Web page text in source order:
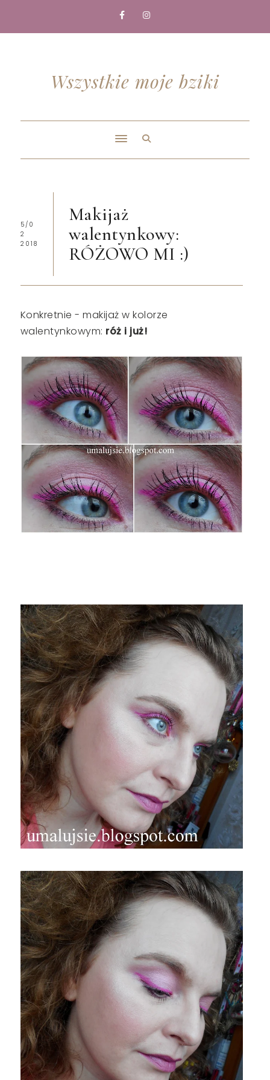
Wszystkie moje bziki
5/0
2
2018
Makijaż
walentynkowy:
RÓŻOWO MI :)
Konkretnie - makijaż w kolorze
walentynkowym: róż i już!